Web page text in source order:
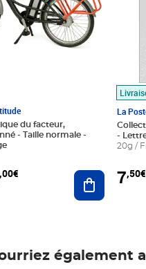
du facteur,
-
,00€ Ajouter au
La
-
20g /
7,50€
également